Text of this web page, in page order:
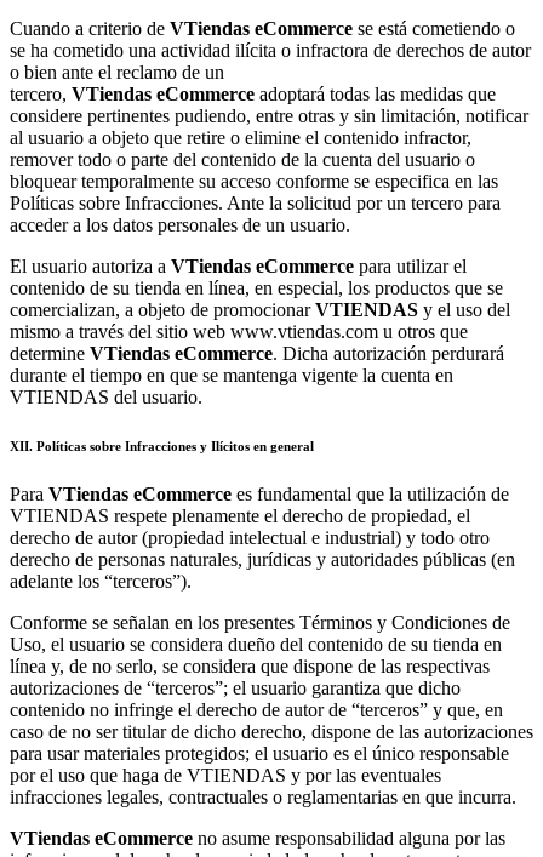
Cuando a criterio de VTiendas eCommerce se está cometiendo o
se ha cometido una actividad ilícita o infractora de derechos de autor
o bien ante el reclamo de un
tercero, VTiendas eCommerce adoptará todas las medidas que
considere pertinentes pudiendo, entre otras y sin limitación, notificar
al usuario a objeto que retire o elimine el contenido infractor,
remover todo o parte del contenido de la cuenta del usuario o
bloquear temporalmente su acceso conforme se especifica en las
Políticas sobre Infracciones. Ante la solicitud por un tercero para
acceder a los datos personales de un usuario.
El usuario autoriza a VTiendas eCommerce para utilizar el
contenido de su tienda en línea, en especial, los productos que se
comercializan, a objeto de promocionarVTIENDAS y el uso del
mismo a través del sitio web www.vtiendas.com u otros que
determine VTiendas eCommerce. Dicha autorización perdurará
durante el tiempo en que se mantenga vigente la cuenta en
VTIENDAS del usuario.
XII. Políticas sobre Infracciones y Ilícitos en general
Para VTiendas eCommerce es fundamental que la utilización de
VTIENDAS respete plenamente el derecho de propiedad, el
derecho de autor (propiedad intelectual e industrial) y todo otro
derecho de personas naturales, jurídicas y autoridades públicas (en
adelante los “terceros”).
Conforme se señalan en los presentes Términos y Condiciones de
Uso, el usuario se considera dueño del contenido de su tienda en
línea y, de no serlo, se considera que dispone de las respectivas
autorizaciones de “terceros”; el usuario garantiza que dicho
contenido no infringe el derecho de autor de “terceros” y que, en
caso de no ser titular de dicho derecho, dispone de las autorizaciones
para usar materiales protegidos; el usuario es el único responsable
por el uso que haga de VTIENDAS y por las eventuales
infracciones legales, contractuales o reglamentarias en que incurra.
VTiendas eCommerce no asume responsabilidad alguna por las